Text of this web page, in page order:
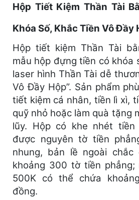
Hộp Tiết Kiệm Thần Tài
Khóa Số, Khắc Tiền Vô Đầy
Hộp tiết kiệm Thần Tài
mẫu hộp đựng tiền có khóa
laser hình Thần Tài dễ
Vô Đầy Hộp”. Sản phẩm
tiết kiệm cá nhân, tiền lì xì,
quỹ nhỏ hoặc làm quà tặng
lũy. Hộp có khe nhét tiền
được nguyên tờ tiền
nhung, bản lề ngoài chắc
khoảng 300 tờ tiền
500K có thể chứa
đồng.